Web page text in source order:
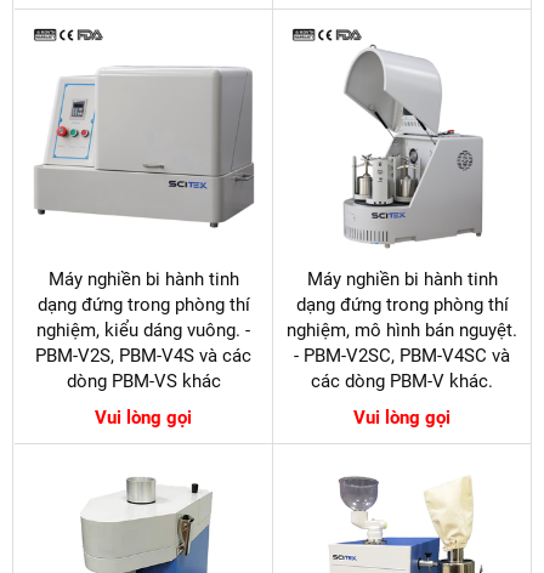
Máy nghiền bi hành tinh
dạng đứng trong phòng thí
nghiệm, kiểu dáng vuông. -
PBM-V2S, PBM-V4S và các
dòng PBM-VS khác
Vui lòng gọi
Máy nghiền bi hành tinh
dạng đứng trong phòng thí
nghiệm, mô hình bán nguyệt.
- PBM-V2SC, PBM-V4SC và
các dòng PBM-V khác.
Vui lòng gọi